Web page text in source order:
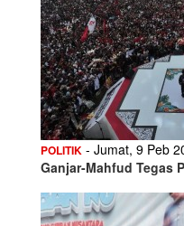
POLITIK - Jumat, 9 Peb
Ganjar-Mahfud Tegas